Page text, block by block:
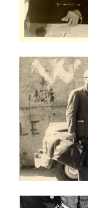
Dott. Luigi Neri
Don Luigi Todeschini